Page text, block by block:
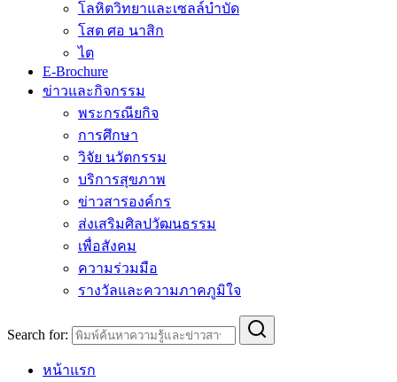
โลหิตวิทยาและเซลล์บำบัด
โสต ศอ นาสิก
ไต
E-Brochure
ข่าวและกิจกรรม
พระกรณียกิจ
การศึกษา
วิจัย นวัตกรรม
บริการสุขภาพ
ข่าวสารองค์กร
ส่งเสริมศิลปวัฒนธรรม
เพื่อสังคม
ความร่วมมือ
รางวัลและความภาคภูมิใจ
Search for:
หน้าแรก